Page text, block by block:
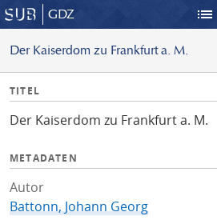
GDZ list
Der Kaiserdom zu Frankfurt a. M.
I
f
TITEL
Der Kaiserdom zu Frankfurt a. M.
METADATEN
Autor
Battonn, Johann Georg